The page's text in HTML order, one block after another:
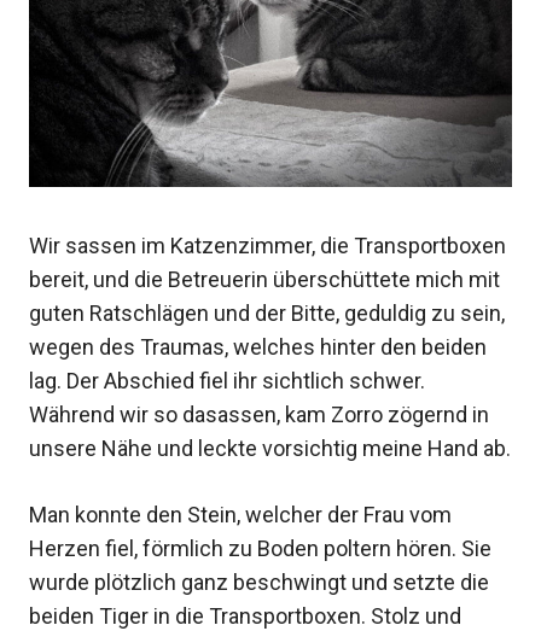
Wir sassen im Katzenzimmer, die Transportboxen
bereit, und die Betreuerin überschüttete mich mit
guten Ratschlägen und der Bitte, geduldig zu sein,
wegen des Traumas, welches hinter den beiden
lag. Der Abschied fiel ihr sichtlich schwer.
Während wir so dasassen, kam Zorro zögernd in
unsere Nähe und leckte vorsichtig meine Hand ab.
Man konnte den Stein, welcher der Frau vom
Herzen fiel, förmlich zu Boden poltern hören. Sie
wurde plötzlich ganz beschwingt und setzte die
beiden Tiger in die Transportboxen. Stolz und